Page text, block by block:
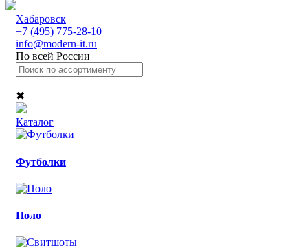
Хабаровск
+7 (495) 775-28-10
info@modern-it.ru
По всей России
✖
Каталог
Футболки
Поло